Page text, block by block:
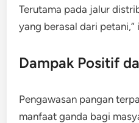
Terutama pada jalur
yang berasal dari petani,”
Dampak Positif
Pengawasan pangan
manfaat ganda bagi